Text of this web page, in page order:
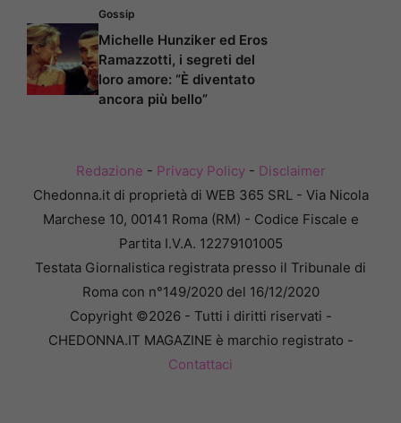
Gossip
Michelle Hunziker ed Eros
Ramazzotti, i segreti del
loro amore: “È diventato
ancora più bello”
Redazione - Privacy Policy- Disclaimer
Chedonna.it di proprietà di WEB 365 SRL - Via Nicola
Marchese 10, 00141 Roma (RM) - Codice Fiscale e
Partita I.V.A. 12279101005
Testata Giornalistica registrata presso il Tribunale di
Roma con n°149/2020 del 16/12/2020
Copyright ©2026 - Tutti i diritti riservati -
CHEDONNA.IT MAGAZINE è marchio registrato -
Contattaci